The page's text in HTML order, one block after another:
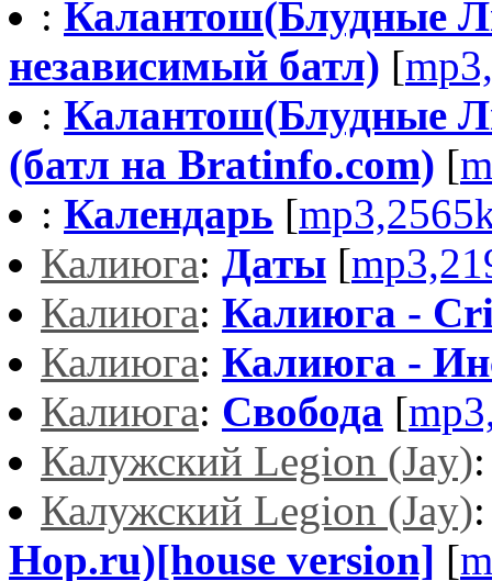
: Калантош(Блудные
независимый батл) [
: Калантош(Блудные
(батл на Bratinfo.com) [
: Календарь [
Калиюга: Даты [
Калиюга: Калиюга -
Калиюга: Калиюга -
Калиюга: Свобода [
Калужский Legion (Jay)
Калужский Legion (Jay)
Hop.ru)[house version] [